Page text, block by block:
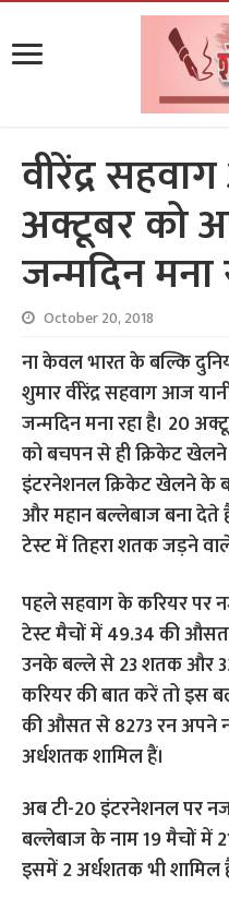
वीरेंद्र
अक्टूबर को
जन्मदिन
October 20, 2018
ना केवल भारत के बल्कि
शुमार वीरेंद्र सहवाग आज
जन्मदिन मना रहा है। 20
को बचपन से ही क्रिकेट
इंटरनेशनल क्रिकेट खेलने के
और महान बल्लेबाज बना देते
टेस्ट में तिहरा शतक जड़ने
पहले सहवाग के करियर पर
टेस्ट मैचों में 49.34 की औसत
उनके बल्ले से 23 शतक और
करियर की बात करें तो इस
की औसत से 8273 रन अपने
अर्धशतक शामिल हैं।
अब टी-20 इंटरनेशनल पर
बल्लेबाज के नाम 19 मैचों में
इसमें 2 अर्धशतक भी शामिल